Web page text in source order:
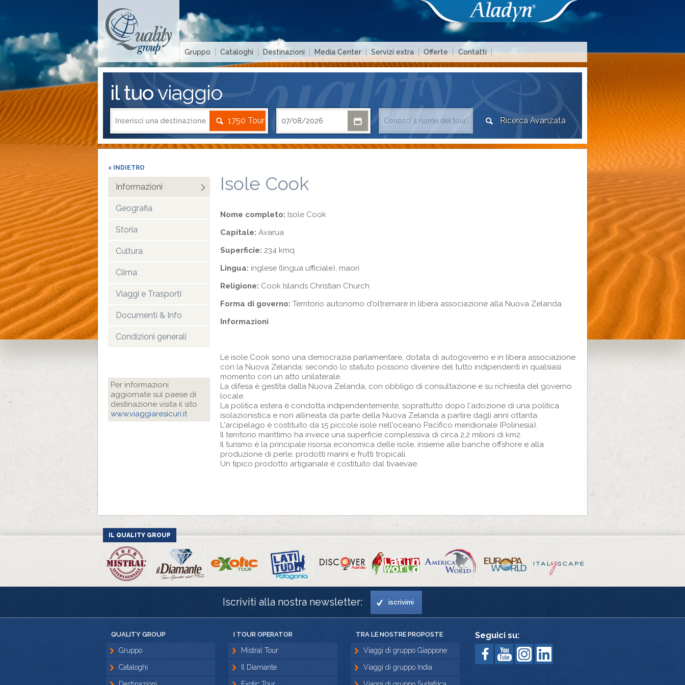
Gruppo Cataloghi Destinazioni Media Center Servizi extra Offerte Contatti
Area agenzie di viaggio
il tuoviaggio
< INDIETRO
Informazioni
Geografia
Storia
Cultura
Clima
Viaggi e Trasporti
Documenti & Info
Condizioni generali
Per informazioni
aggiornate sul paese di
destinazione visita il sito
www.viaggiaresicuri.it
Isole Cook
Nome completo: Isole Cook
Capitale: Avarua
Superficie: 234 kmq
Lingua: inglese (lingua ufficiale), maori
Religione: Cook Islands Christian Church
Forma di governo: Territorio autonomo d'oltremare in libera associazione alla Nuova Zelanda
Informazioni
Le isole Cook sono una democrazia parlamentare, dotata di autogoverno e in libera associazione
con la Nuova Zelanda: secondo lo statuto possono divenire del tutto indipendenti in qualsiasi
momento con un atto unilaterale.
La difesa è gestita dalla Nuova Zelanda, con obbligo di consultazione e su richiesta del governo
locale.
La politica estera è condotta indipendentemente, soprattutto dopo l'adozione di una politica
isolazionistica e non allineata da parte della Nuova Zelanda a partire dagli anni ottanta.
L'arcipelago è costituito da 15 piccole isole nell'oceano Pacifico meridionale (Polinesia).
Il territorio marittimo ha invece una superficie complessiva di circa 2,2 milioni di km2.
Il turismo è la principale risorsa economica delle isole, insieme alle banche offshore e alla
produzione di perle, prodotti marini e frutti tropicali.
Un tipico prodotto artigianale è costituito dal tivaevae.
IL QUALITY GROUP
Iscriviti alla nostra newsletter: iscrivimi
QUALITY GROUP
Gruppo
Cataloghi
I TOUR OPERATOR
Mistral Tour
Il Diamante
TRA LE NOSTRE PROPOSTE
Viaggi di gruppo Giappone
Viaggi di gruppo India
Seguici su: